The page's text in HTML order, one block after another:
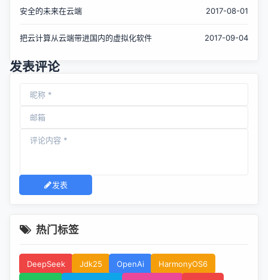
安全的未来在云端 2017-08-01
把云计算从云端带进国内的虚拟化软件 2017-09-04
发表评论
发表
热门标签
DeepSeek Jdk25 OpenAi
HarmonyOS6